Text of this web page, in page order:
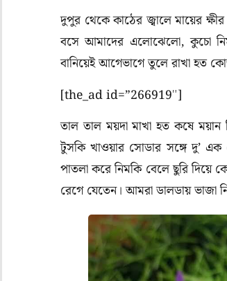
দুপুর থেকে কাঠের জ্বালে মায়ের
বসে আমাদের এলোঝেলো, কুচো
বানিয়েই আগেভাগে তুলে রাখা হত
[the_ad id=”266919″]
তাল তাল ময়দা মাখা হত কষে
টুসকি খাওয়ার সোডার সঙ্গে দু’
পাতলা করে নিমকি বেলে ছুরি দিয়ে
রেগে যেতেন। আমরা ডালডায় ভাজা